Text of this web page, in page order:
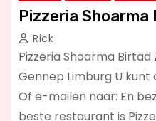
Pizzeria Shoarma
Rick
Pizzeria Shoarma Birtad
Gennep Limburg U kunt
Of e-mailen naar: En
beste restaurant is